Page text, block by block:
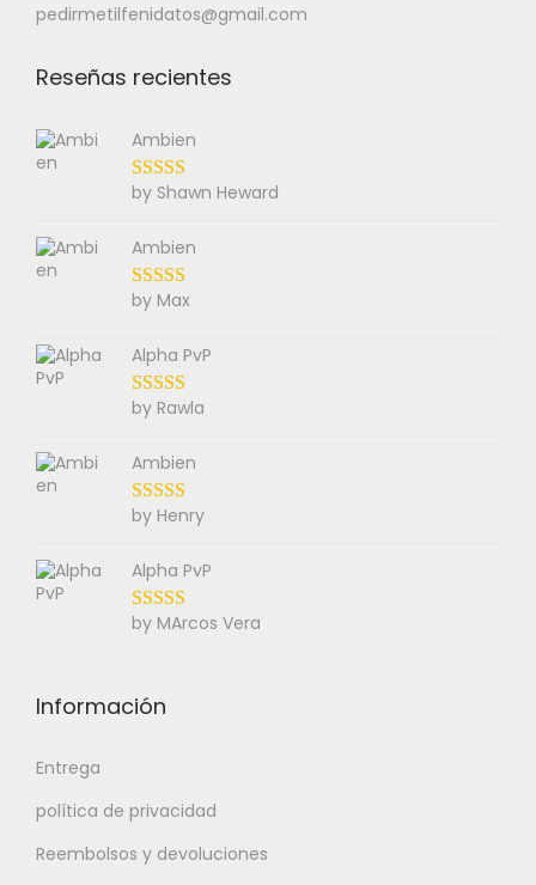
pedirmetilfenidatos@gmail.com
Reseñas recientes
Ambien
by Shawn Heward
Ambien
by Max
Alpha PvP
by Rawla
Ambien
by Henry
Alpha PvP
by MArcos Vera
Información
Entrega
política de privacidad
Reembolsos y devoluciones